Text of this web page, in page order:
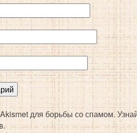
Akismet для борьбы со спамом.